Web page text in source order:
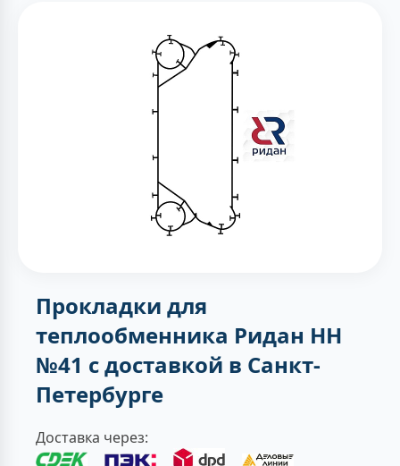
Прокладки для
теплообменника Ридан НН
№41 с доставкой в Санкт-
Петербурге
Доставка через: